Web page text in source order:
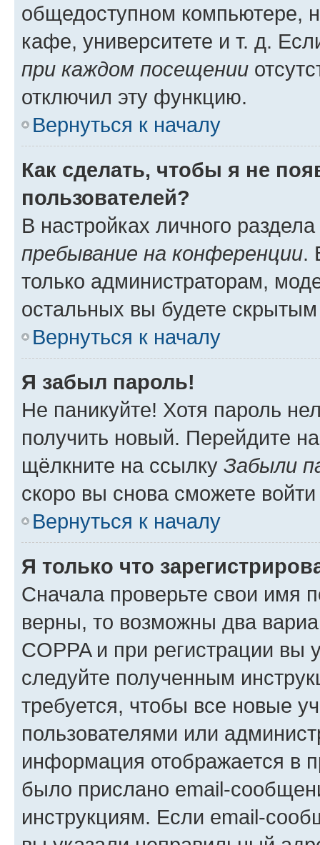
общедоступном компьютере,
кафе, университете и т. д.
при каждом посещении
отключил эту функцию.
Вернуться к началу
Как сделать, чтобы я не
пользователей?
В настройках личного
пребывание на конференции.
только администраторам,
остальных вы будете
Вернуться к началу
Я забыл пароль!
Не паникуйте! Хотя пароль
получить новый. Перейдите
щёлкните на ссылку Забыли
скоро вы снова сможете
Вернуться к началу
Я только что
Сначала проверьте свои имя
верны, то возможны два
COPPA и при регистрации вы
следуйте полученным
требуется, чтобы все новые
пользователями или
информация отображается в
было прислано email-
инструкциям. Если email-